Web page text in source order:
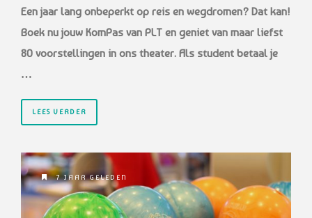
Een jaar lang onbeperkt op reis en wegdromen? Dat kan!
Boek nu jouw KomPas van PLT en geniet van maar liefst
80 voorstellingen in ons theater. Als student betaal je
…
LEES VERDER
7 JAAR GELEDEN